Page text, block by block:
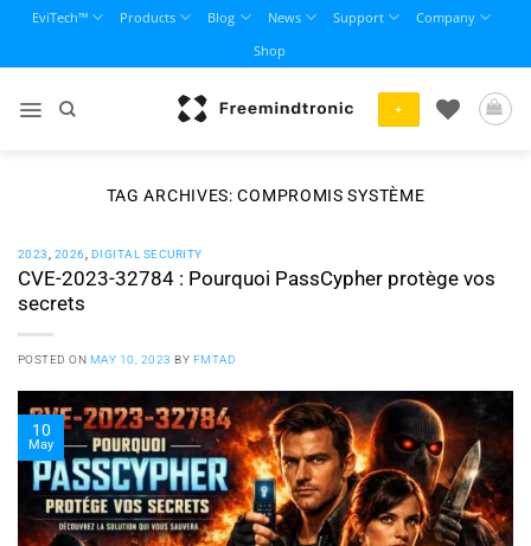
content
EviTech™ Products Blog News Support
Company
Shop
+
TAG ARCHIVES:COMPROMIS SYSTÈME
2023 2026 DIGITAL SECURITY
CVE-2023-32784 : Pourquoi PassCypher protège vos
secrets
POSTED ON MAY 10, 2023 BY FMTAD
10
May